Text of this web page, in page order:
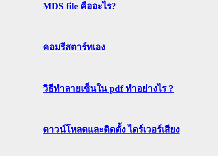
MDS file คืออะไร?
คอมรีสตาร์ทเอง
วิธีทําลายเซ็นใน pdf ทำอย่างไร ?
ดาวน์โหลดและติดตั้ง ไดร์เวอร์เสียง